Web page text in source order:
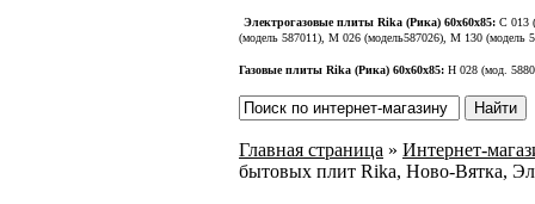
Электрогазовые плиты Rika (Рика) 60х60х85: С 013
(модель 587011), М 026 (модель587026), М 130 (модель
Газовые плиты Rika (Рика) 60х60х85: Н 028 (мод.
Главная страница » Интернет-
бытовых плит Rika, Ново-Вятка,